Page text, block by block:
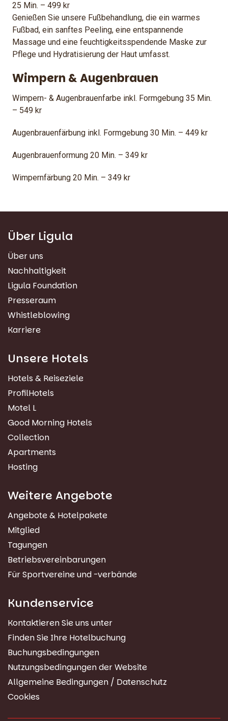
25 Min. – 499 kr
Genießen Sie unsere Fußbehandlung, die ein warmes
Fußbad, ein sanftes Peeling, eine entspannende
Massage und eine feuchtigkeitsspendende Maske zur
Pflege und Hydratisierung der Haut umfasst.
Wimpern & Augenbrauen
Wimpern- & Augenbrauenfarbe inkl. Formgebung 35 Min.
– 549 kr
Augenbrauenfärbung inkl. Formgebung 30 Min. – 449 kr
Augenbrauenformung 20 Min. – 349 kr
Wimpernfärbung 20 Min. – 349 kr
Über Ligula
Über uns
Nachhaltigkeit
Ligula Foundation
Presseraum
Whistleblowing
Karriere
Unsere Hotels
Hotels & Reiseziele
ProfilHotels
Motel L
Good Morning Hotels
Collection
Apartments
Hosting
Weitere Angebote
Angebote & Hotelpakete
Mitglied
Tagungen
Betriebsvereinbarungen
Für Sportvereine und -verbände
Kundenservice
Kontaktieren Sie uns unter
Finden Sie Ihre Hotelbuchung
Buchungsbedingungen
Nutzungsbedingungen der Website
Allgemeine Bedingungen / Datenschutz
Cookies